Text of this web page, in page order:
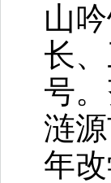
山
长
号
涟
年